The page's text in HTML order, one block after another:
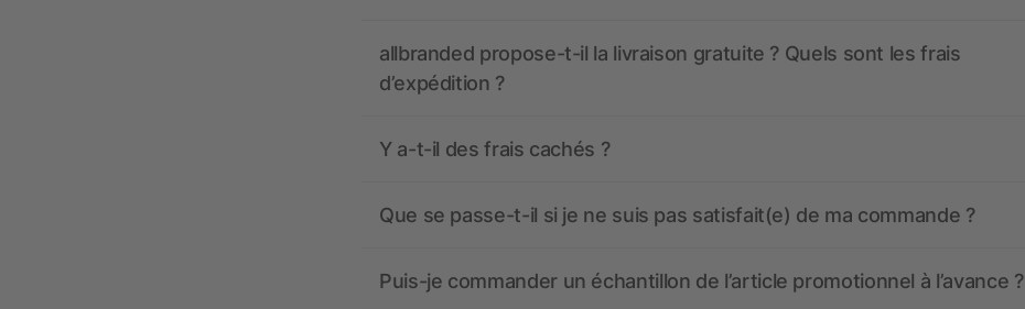
allbranded propose-t-il la livraison gratuite ? Quels sont les frais
d’expédition ?
Y a-t-il des frais cachés ?
Que se passe-t-il si je ne suis pas satisfait(e) de ma commande ?
Puis-je commander un échantillon de l’article promotionnel à l’avance ?